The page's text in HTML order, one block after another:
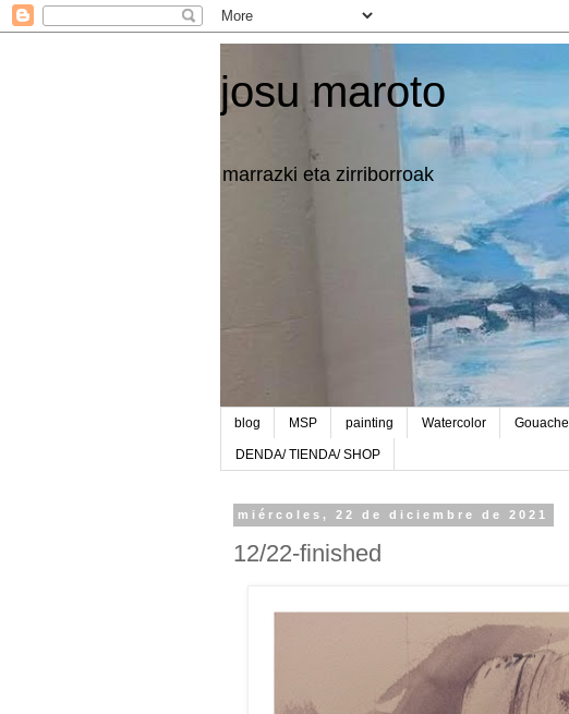
josu maroto
marrazki eta zirriborroak
blog MSP painting Watercolor Gouache
DENDA/ TIENDA/ SHOP
miércoles, 22 de diciembre de 2021
12/22-finished